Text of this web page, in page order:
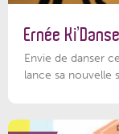
Ernée
Envie de danser
lance sa nouvelle